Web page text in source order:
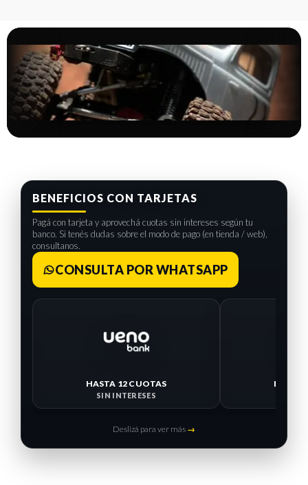
BENEFICIOS CON TARJETAS
Pagá con tarjeta y aprovechá cuotas sin intereses según tu
banco. Si tenés dudas sobre el modo de pago (en tienda / web),
consultanos.
CONSULTA POR WHATSAPP
HASTA 12 CUOTAS
SIN INTERESES
HASTA
Deslizá para ver más →